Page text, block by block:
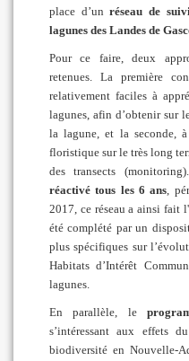
place d’un réseau de
lagunes des Landes de
Pour ce faire, deux
retenues. La première
relativement faciles à
lagunes, afin d’obtenir sur
la lagune, et la seconde,
floristique sur le très long
des transects
réactivé tous les 6 ans,
2017, ce réseau a ainsi fait
été complété par un
plus spécifiques sur
Habitats d’Intérêt
lagunes.
En parallèle, le
s’intéressant aux effets
biodiversité en Nouvelle-